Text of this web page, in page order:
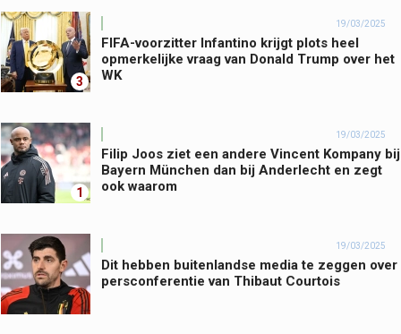
3
19/03/2025
FIFA-voorzitter Infantino krijgt plots heel
opmerkelijke vraag van Donald Trump over het
WK
1
19/03/2025
Filip Joos ziet een andere Vincent Kompany bij
Bayern München dan bij Anderlecht en zegt
ook waarom
19/03/2025
Dit hebben buitenlandse media te zeggen over
persconferentie van Thibaut Courtois